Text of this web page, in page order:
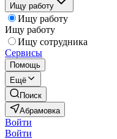
Ищу работу
Ищу работу
Ищу работу
Ищу сотрудника
Сервисы
Помощь
Ещё
Поиск
Абрамовка
Войти
Войти